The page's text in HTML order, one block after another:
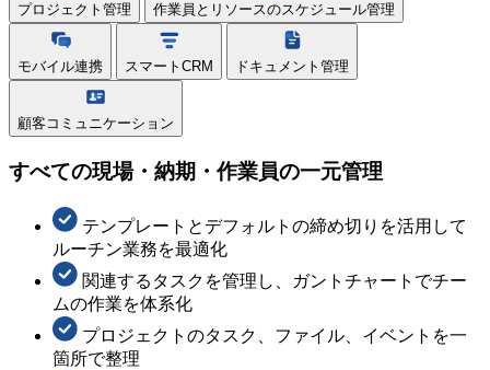
プロジェクト管理 作業員とリソースのスケジュール管理
モバイル連携 スマートCRM ドキュメント管理
顧客コミュニケーション
すべての現場・納期・作業員の一元管理
テンプレートとデフォルトの締め切りを活用して
ルーチン業務を最適化
関連するタスクを管理し、ガントチャートでチー
ムの作業を体系化
プロジェクトのタスク、ファイル、イベントを一
箇所で整理